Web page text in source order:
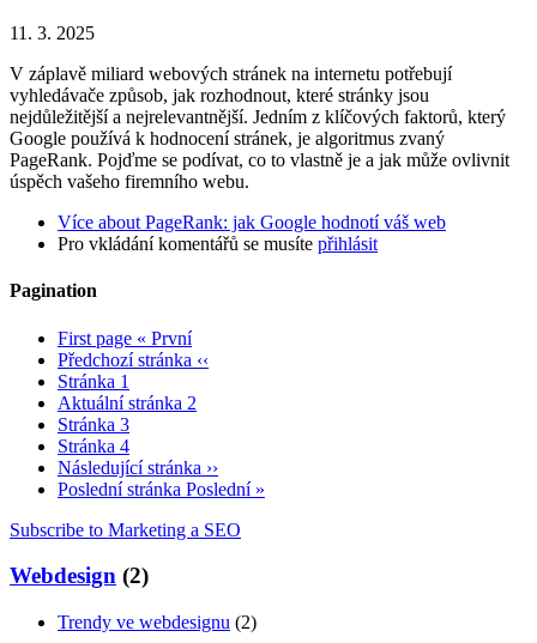
11. 3. 2025
V záplavě miliard webových stránek na internetu potřebují
vyhledávače způsob, jak rozhodnout, které stránky jsou
nejdůležitější a nejrelevantnější. Jedním z klíčových faktorů, který
Google používá k hodnocení stránek, je algoritmus zvaný
PageRank. Pojďme se podívat, co to vlastně je a jak může ovlivnit
úspěch vašeho firemního webu.
Více about PageRank: jak Google hodnotí váš web
Pro vkládání komentářů se musíte přihlásit
Pagination
First page « První
Předchozí stránka ‹‹
Stránka 1
Aktuální stránka 2
Stránka 3
Stránka 4
Následující stránka ››
Poslední stránka Poslední »
Subscribe to Marketing a SEO
Webdesign (2)
Trendy ve webdesignu (2)